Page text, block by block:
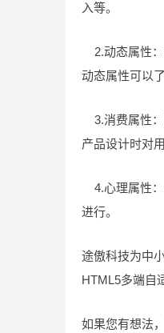
入等。
2.动态属性：
动态属性可以
3.消费属性：
产品设计时对
4.心理属性：
进行。
途傲科技为中
HTML5多端自
如果您有想法